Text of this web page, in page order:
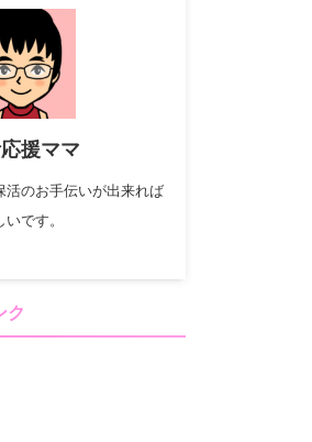
援ママ
活のお手伝いが出来れば
いです。
ク